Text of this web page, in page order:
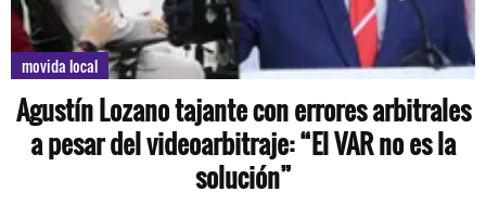
movida local
Agustín Lozano tajante con errores arbitrales
a pesar del videoarbitraje: “El VAR no es la
solución”